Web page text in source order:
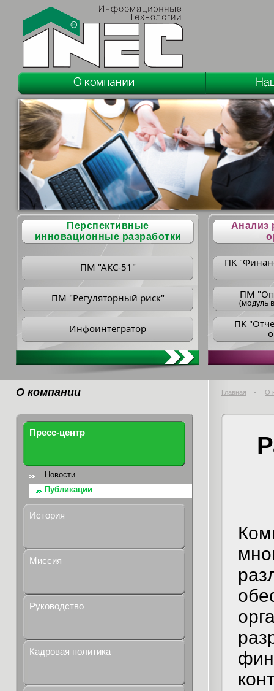
Перспективные
инновационные разработки
ПМ "АКС-51"
ПМ "Регуляторный риск"
Инфоинтегратор
Анализ
ПК
ПM
(модуль
ПK
О компании Главная О
Пресс-центр
Новости
Публикации
История
Миссия
Руководство
Кадровая политика